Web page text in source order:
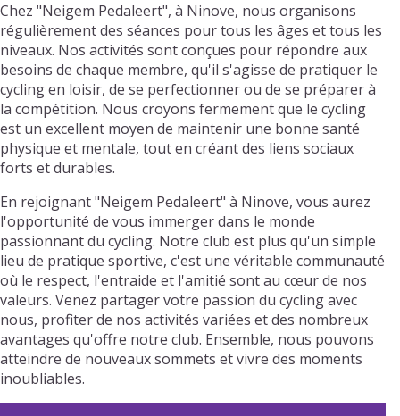
Chez "Neigem Pedaleert", à Ninove, nous organisons
régulièrement des séances pour tous les âges et tous les
niveaux. Nos activités sont conçues pour répondre aux
besoins de chaque membre, qu'il s'agisse de pratiquer le
cycling en loisir, de se perfectionner ou de se préparer à
la compétition. Nous croyons fermement que le cycling
est un excellent moyen de maintenir une bonne santé
physique et mentale, tout en créant des liens sociaux
forts et durables.
En rejoignant "Neigem Pedaleert" à Ninove, vous aurez
l'opportunité de vous immerger dans le monde
passionnant du cycling. Notre club est plus qu'un simple
lieu de pratique sportive, c'est une véritable communauté
où le respect, l'entraide et l'amitié sont au cœur de nos
valeurs. Venez partager votre passion du cycling avec
nous, profiter de nos activités variées et des nombreux
avantages qu'offre notre club. Ensemble, nous pouvons
atteindre de nouveaux sommets et vivre des moments
inoubliables.